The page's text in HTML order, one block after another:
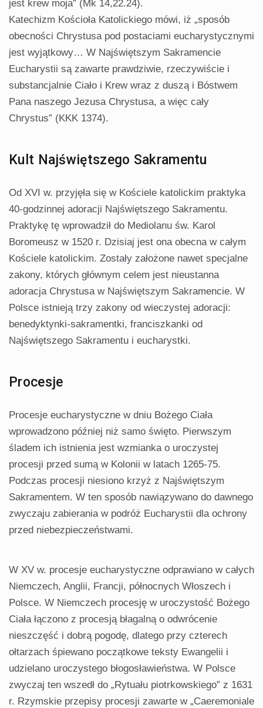
jest krew moja” (Mk 14,22.24).
Katechizm Kościoła Katolickiego mówi, iż „sposób
obecności Chrystusa pod postaciami eucharystycznymi
jest wyjątkowy… W Najświętszym Sakramencie
Eucharystii są zawarte prawdziwie, rzeczywiście i
substancjalnie Ciało i Krew wraz z duszą i Bóstwem
Pana naszego Jezusa Chrystusa, a więc cały
Chrystus” (KKK 1374).
Kult Najświętszego Sakramentu
Od XVI w. przyjęła się w Kościele katolickim praktyka
40-godzinnej adoracji Najświętszego Sakramentu.
Praktykę tę wprowadził do Mediolanu św. Karol
Boromeusz w 1520 r. Dzisiaj jest ona obecna w całym
Kościele katolickim. Zostały założone nawet specjalne
zakony, których głównym celem jest nieustanna
adoracja Chrystusa w Najświętszym Sakramencie. W
Polsce istnieją trzy zakony od wieczystej adoracji:
benedyktynki-sakramentki, franciszkanki od
Najświętszego Sakramentu i eucharystki.
Procesje
Procesje eucharystyczne w dniu Bożego Ciała
wprowadzono później niż samo święto. Pierwszym
śladem ich istnienia jest wzmianka o uroczystej
procesji przed sumą w Kolonii w latach 1265-75.
Podczas procesji niesiono krzyż z Najświętszym
Sakramentem. W ten sposób nawiązywano do dawnego
zwyczaju zabierania w podróż Eucharystii dla ochrony
przed niebezpieczeństwami.
W XV w. procesje eucharystyczne odprawiano w całych
Niemczech, Anglii, Francji, północnych Włoszech i
Polsce. W Niemczech procesję w uroczystość Bożego
Ciała łączono z procesją błagalną o odwrócenie
nieszczęść i dobrą pogodę, dlatego przy czterech
ołtarzach śpiewano początkowe teksty Ewangelii i
udzielano uroczystego błogosławieństwa. W Polsce
zwyczaj ten wszedł do „Rytuału piotrkowskiego” z 1631
r. Rzymskie przepisy procesji zawarte w „Caeremoniale